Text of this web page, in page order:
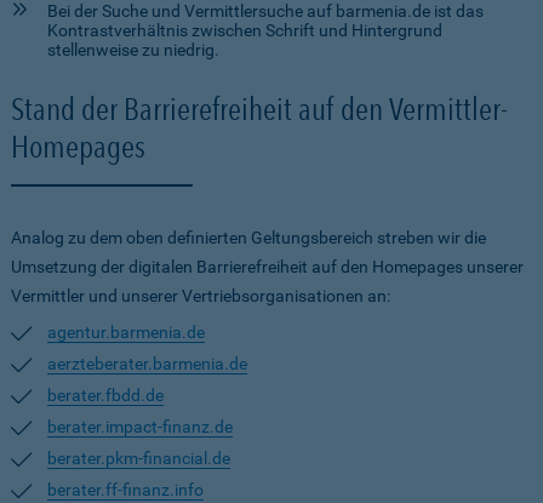
Bei der Suche und Vermittlersuche auf barmenia.de ist das
Kontrastverhältnis zwischen Schrift und Hintergrund
stellenweise zu niedrig.
Stand der Barrierefreiheit auf den Vermittler-
Homepages
Analog zu dem oben definierten Geltungsbereich streben wir die
Umsetzung der digitalen Barrierefreiheit auf den Homepages unserer
Vermittler und unserer Vertriebsorganisationen an:
agentur.barmenia.de
aerzteberater.barmenia.de
berater.fbdd.de
berater.impact-finanz.de
berater.pkm-financial.de
berater.ff-finanz.info